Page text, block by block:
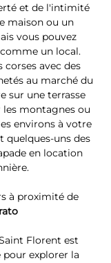
et de l'intimité
maison ou un
vous pouvez
un local.
corses avec des
au marché du
sur une terrasse
les montagnes ou
environs à votre
quelques-uns des
en location
à proximité de
Florent est
explorer la